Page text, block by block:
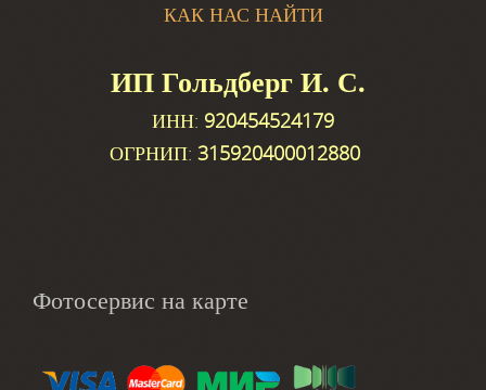
КАК НАС НАЙТИ
ИП Гольдберг И. С.
ИНН: 920454524179
ОГРНИП: 315920400012880
Фотосервис на карте